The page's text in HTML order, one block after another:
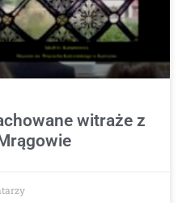
witraże z